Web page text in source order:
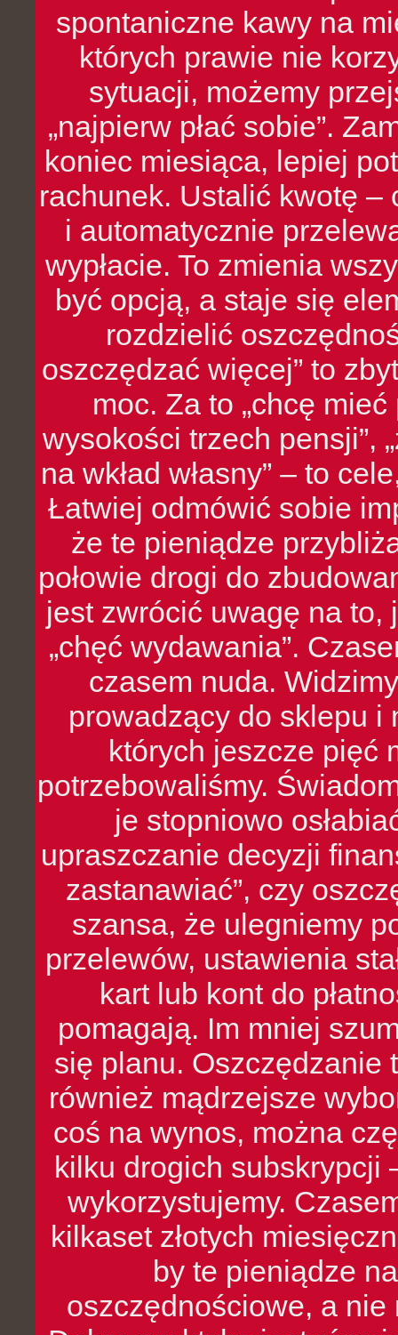
spontaniczne kawy na
których prawie nie
sytuacji, możemy
„najpierw płać sobie”.
koniec miesiąca, lepiej
rachunek. Ustalić kwotę
i automatycznie
wypłacie. To zmienia
być opcją, a staje się
rozdzielić
oszczędzać więcej” to
moc. Za to „chcę
wysokości trzech pensji”,
na wkład własny” – to
Łatwiej odmówić sobie
że te pieniądze
połowie drogi do
jest zwrócić uwagę na to,
„chęć wydawania”.
czasem nuda.
prowadzący do sklepu i
których jeszcze pięć
potrzebowaliśmy.
je stopniowo
upraszczanie decyzji
zastanawiać”, czy
szansa, że ulegniemy
przelewów, ustawienia
kart lub kont do
pomagają. Im mniej
się planu. Oszczędzanie
również mądrzejsze
coś na wynos, można
kilku drogich subskrypcji
wykorzystujemy.
kilkaset złotych
by te pieniądze
oszczędnościowe, a nie